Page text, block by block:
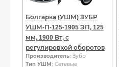
Болгарка (УШМ) ЗУБР
УШМ-П-125-1905 ЭП, 125
мм, 1900 Вт, с
регулировкой оборотов
Производитель: Зубр
Тип УШМ : Сетевые